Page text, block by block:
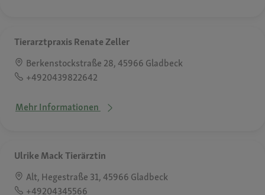
Tierarztpraxis Renate Zeller
Berkenstockstraße 28, 45966 Gladbeck
+4920439822642
Mehr Informationen
Ulrike Mack Tierärztin
Alt, Hegestraße 31, 45966 Gladbeck
+49204345566